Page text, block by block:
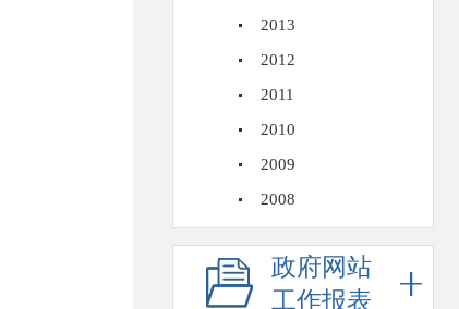
2013
2012
2011
2010
2009
2008
政府网站
工作报表